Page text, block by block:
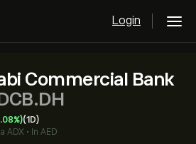
Login
Commercial Bank
(1D)
ADX • In AED